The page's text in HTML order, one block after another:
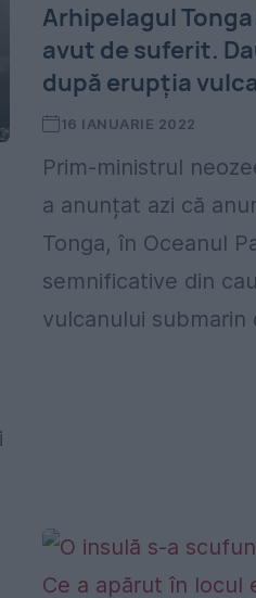
Arhipelagul
avut de suferit.
după erupţia
16 IANUARIE 2022
Prim-ministrul
a anunțat azi că
Tonga, în Oceanul
semnificative din
vulcanului submarin